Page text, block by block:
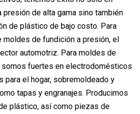
de alta gama sino también
de plástico de bajo costo. Para
moldes de fundición a presión, el
automotriz. Para moldes de
fuertes en electrodomésticos
para el hogar, sobremoldeado y
tapas y engranajes. Producimos
plástico, así como piezas de